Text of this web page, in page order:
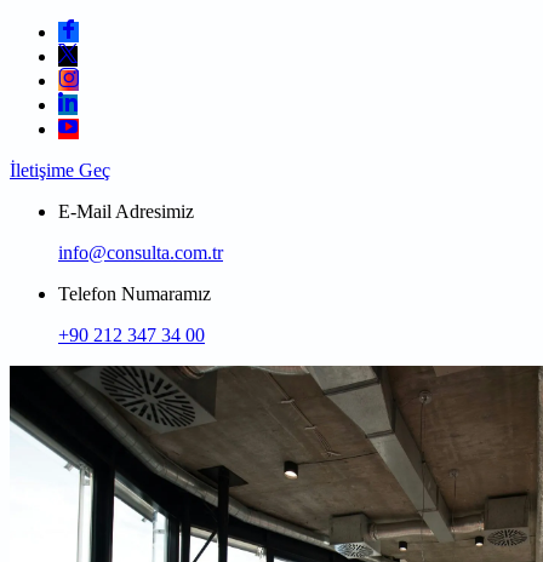
İletişime Geç
E-Mail Adresimiz
info@consulta.com.tr
Telefon Numaramız
+90 212 347 34 00